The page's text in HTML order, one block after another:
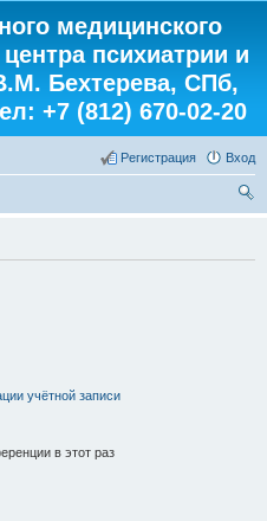
медицинского
психиатрии и
Бехтерева, СПб,
+7 (812) 670-02-20
Вход
Регистрация
учётной записи
в этот раз